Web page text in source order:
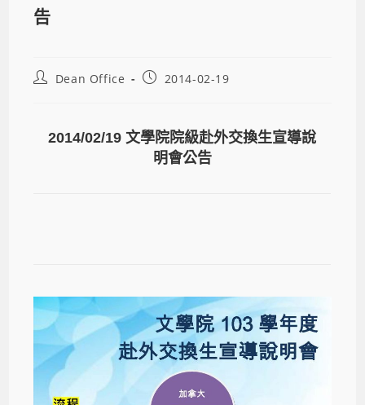
告
Dean Office 2014-02-19
2014/02/19 文學院院級赴外交換生宣導說
明會公告